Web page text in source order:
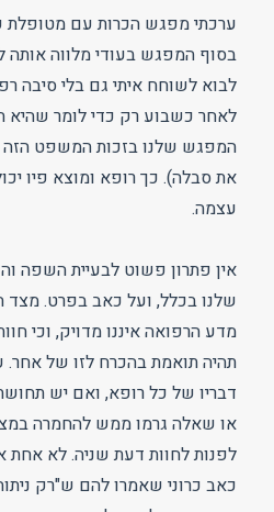
ערכתי מפגש הכרות עם
בסוף המפגש בעודי מלווה אותה
לבוא לשוחח איתי גם בלי סיבה
לאחר כשבוע רק כדי לומר שהיא
המפגש שלנו בזכות המשפט הזה
את סבלה). כך רופא ומוצא פיו
עצמה.
אין פתרון פשוט לבעיית השפה
שלנו בכלל, ועל כאב בפרט. מצד
מדע הרפואה איננו מדויק, וכי
תהיה תואמת בהכרח לזו של
דבריו של כל רופא, ואם יש
או שאלה גרמו ממש להחמרה
לפנות לחוות דעת שניה. לא אחת
כאב כרוני שאמרו להם ש"רק